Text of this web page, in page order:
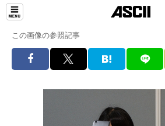
この画像の参照記事